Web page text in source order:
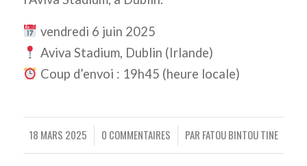
vendredi 6 juin 2025
Aviva Stadium, Dublin (Irlande)
Coup d’envoi : 19h45 (heure locale)
18 MARS 2025
/ 0 COMMENTAIRES
/ PAR FATOU BINTOU TINE